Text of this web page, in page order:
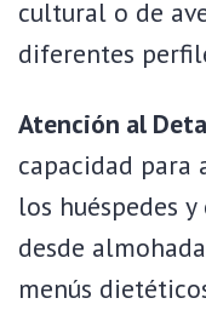
cultural o de
diferentes
Atención al
capacidad para
los huéspedes
desde
menús